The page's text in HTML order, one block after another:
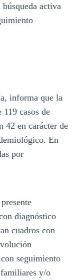
activa
informa que la
casos de
42 en carácter de
En
por
diagnóstico
cuadros con
seguimiento
y/o